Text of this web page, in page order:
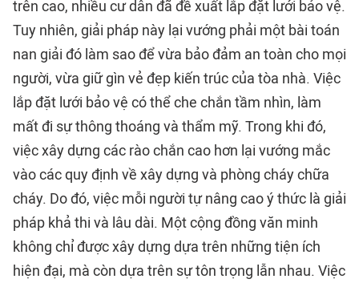
trên cao, nhiều cư dân đã đề xuất lắp đặt lưới bảo vệ.
Tuy nhiên, giải pháp này lại vướng phải một bài toán
nan giải đó làm sao để vừa bảo đảm an toàn cho mọi
người, vừa giữ gìn vẻ đẹp kiến trúc của tòa nhà. Việc
lắp đặt lưới bảo vệ có thể che chắn tầm nhìn, làm
mất đi sự thông thoáng và thẩm mỹ. Trong khi đó,
việc xây dựng các rào chắn cao hơn lại vướng mắc
vào các quy định về xây dựng và phòng cháy chữa
cháy. Do đó, việc mỗi người tự nâng cao ý thức là giải
pháp khả thi và lâu dài. Một cộng đồng văn minh
không chỉ được xây dựng dựa trên những tiện ích
hiện đại, mà còn dựa trên sự tôn trọng lẫn nhau. Việc